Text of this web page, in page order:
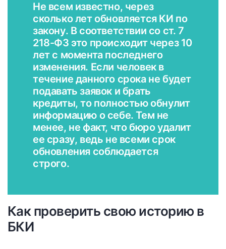
Не всем известно, через
сколько лет обновляется КИ по
закону. В соответствии со ст. 7
218-ФЗ это происходит через 10
лет с момента последнего
изменения. Если человек в
течение данного срока не будет
подавать заявок и брать
кредиты, то полностью обнулит
информацию о себе. Тем не
менее, не факт, что бюро удалит
ее сразу, ведь не всеми срок
обновления соблюдается
строго.
Как проверить свою историю в
БКИ